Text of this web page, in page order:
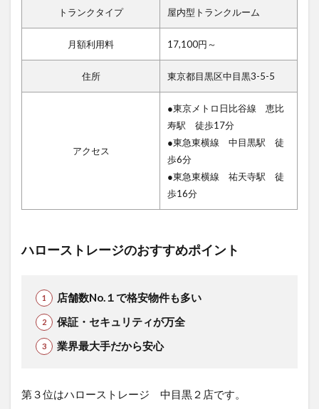
トランクタイプ 屋内型トランクルーム
月額利用料 17,100円～
住所 東京都目黒区中目黒3-5-5
アクセス
●東京メトロ日比谷線 恵比
寿駅 徒歩17分
●東急東横線 中目黒駅 徒
歩6分
●東急東横線 祐天寺駅 徒
歩16分
ハローストレージのおすすめポイント
店舗数No.１で格安物件も多い
保証・セキュリティが万全
業界最大手だから安心
第３位はハローストレージ 中目黒２店です。